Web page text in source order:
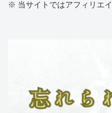
※ 当サイトではアフィリエ